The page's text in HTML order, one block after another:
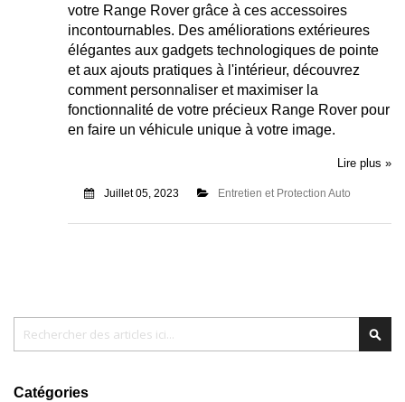
votre Range Rover grâce à ces accessoires
incontournables. Des améliorations extérieures
élégantes aux gadgets technologiques de pointe
et aux ajouts pratiques à l'intérieur, découvrez
comment personnaliser et maximiser la
fonctionnalité de votre précieux Range Rover pour
en faire un véhicule unique à votre image.
Lire plus »
Juillet 05, 2023 Entretien et Protection Auto
Catégories